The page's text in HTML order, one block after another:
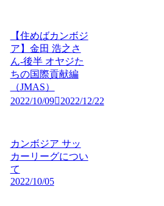
【住めばカンボジ
ア】金田 浩之さ
ん-後半 オヤジた
ちの国際貢献編
（JMAS）
2022/10/09
2022/12/22
カンボジア サッ
カーリーグについ
て
2022/10/05